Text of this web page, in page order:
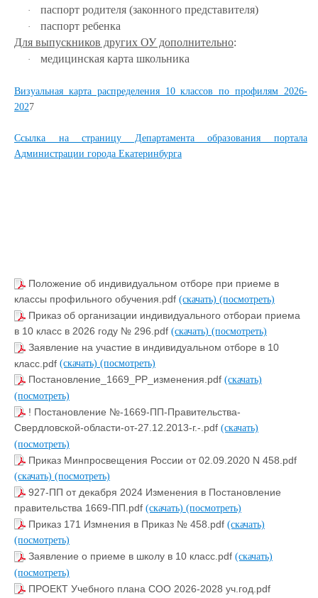
· паспорт родителя (законного представителя)
·
паспорт ребенка
Для выпускников других ОУ дополнительно:
· медицинская карта школьника
Визуальная карта распределения 10 классов по профилям 2026-
2027
Ссылка на страницу Департамента образования портала
Администрации города Екатеринбурга
Положение об индивидуальном отборе при приеме в
классы профильного обучения.pdf (скачать) (посмотреть)
Приказ об организации индивидуального отбораи приема
в 10 класс в 2026 году № 296.pdf (скачать) (посмотреть)
Заявление на участие в индивидуальном отборе в 10
класс.pdf (скачать) (посмотреть)
Постановление_1669_PP_изменения.pdf (скачать)
(посмотреть)
! Постановление №-1669-ПП-Правительства-
Свердловской-области-от-27.12.2013-г.-.pdf (скачать)
(посмотреть)
Приказ Минпросвещения России от 02.09.2020 N 458.pdf
(скачать) (посмотреть)
927-ПП от декабря 2024 Изменения в Постановление
правительства 1669-ПП.pdf (скачать) (посмотреть)
Приказ 171 Измнения в Приказ № 458.pdf (скачать)
(посмотреть)
Заявление о приеме в школу в 10 класс.pdf (скачать)
(посмотреть)
ПРОЕКТ Учебного плана СОО 2026-2028 уч.год.pdf